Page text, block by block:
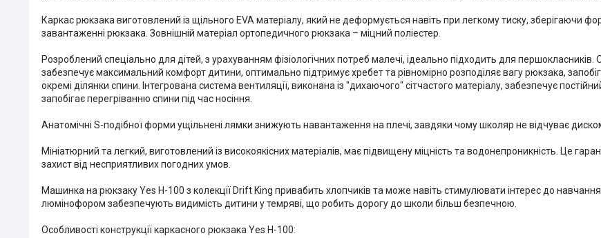
Каркас рюкзака виготовлений із щільного EVA матеріалу, який не деформується навіть при легкому тиску, зберігаючи
завантаженні рюкзака. Зовнішній матеріал ортопедичного рюкзака – міцний поліестер.
Розроблений спеціально для дітей, з урахуванням фізіологічних потреб малечі, ідеально підходить для
забезпечує максимальний комфорт дитини, оптимально підтримує хребет та рівномірно розподіляє вагу рюкзака,
окремі ділянки спини. Інтегрована система вентиляції, виконана із "дихаючого" сітчастого матеріалу, забезпечує
запобігає перегріванню спини під час носіння.
Анатомічні S-подібної форми ущільнені лямки знижують навантаження на плечі, завдяки чому школяр не відчуває
Мініатюрний та легкий, виготовлений із високоякісних матеріалів, має підвищену міцність та водонепроникність. Це
захист від несприятливих погодних умов.
Машинка на рюкзаку Yes H-100 з колекції Drift King привабить хлопчиків та може навіть стимулювати інтерес до
люмінофором забезпечують видимість дитини у темряві, що робить дорогу до школи більш безпечною.
Особливості конструкції каркасного рюкзака Yes H-100: